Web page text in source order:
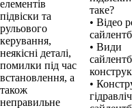
елементів
підвіски та
рульового
керування,
неякісні деталі,
помилки під час
встановлення, а
також
неправильне
таке?
• Відео
• Види
•